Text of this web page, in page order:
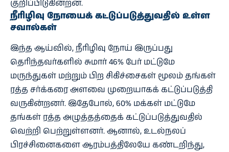
குறிப்பிடுகின்றன.
நீரிழிவு நோயைக் கட்டுப்படுத்துவதில் உள்ள
சவால்கள்
இந்த ஆய்வில், நீரிழிவு நோய் இருப்பது
தெரிந்தவர்களில் சுமார் 46% பேர் மட்டுமே
மருந்துகள் மற்றும் பிற சிகிச்சைகள் மூலம் தங்கள்
ரத்த சர்க்கரை அளவை முறையாகக் கட்டுப்படுத்தி
வருகின்றனர். இதேபோல், 60% மக்கள் மட்டுமே
தங்கள் ரத்த அழுத்தத்தைக் கட்டுப்படுத்துவதில்
வெற்றி பெற்றுள்ளனர். ஆனால், உடல்நலப்
பிரச்சினைகளை ஆரம்பத்திலேயே கண்டறிந்து,